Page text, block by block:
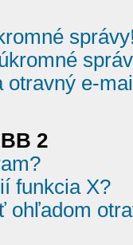
otravný e-
2
funkcia X?
ohľadom